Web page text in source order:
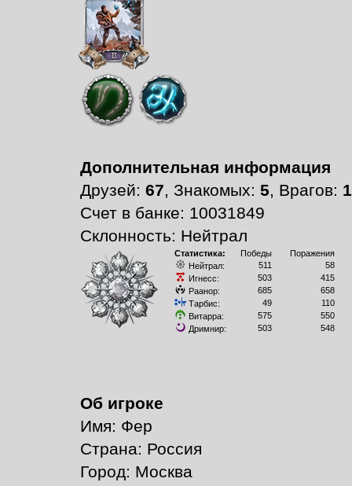
Дополнительная информация
Друзей: 67, Знакомых: 5, Врагов: 1
Счет в банке: 10031849
Склонность: Нейтрал
Статистика: Победы
Поражения
Нейтрал:
511
58
Игнесс:
503
415
Раанор:
685
658
Тарбис:
49
110
Витарра:
575
550
Дримнир:
503 548
Об игроке
Имя: Фер
Страна: Россия
Город: Москва